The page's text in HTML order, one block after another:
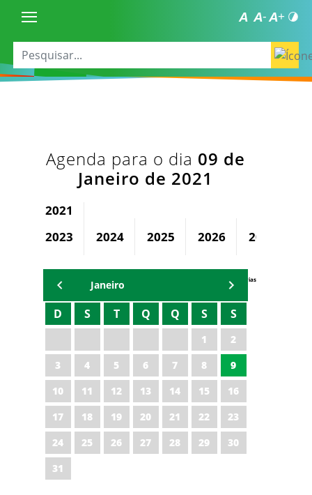
Agenda para o dia 09 de
Janeiro de 2021
2021
2023
2024 2025 2026 2027
Agenda Secretárias
Janeiro
D S T Q Q S S
1
2
3
4 5 6 7 8
9
10
11 12 13 14 15
16
17
18 19 20 21 22
23
24
25 26 27 28 29
30
31